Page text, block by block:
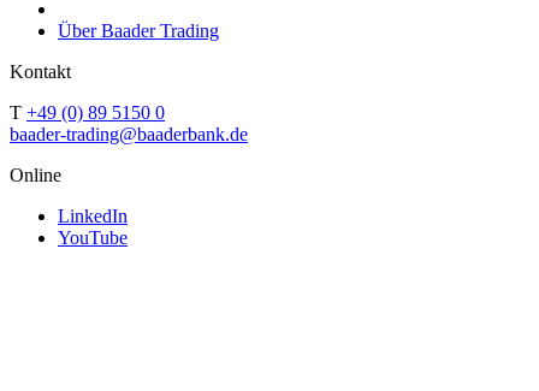
Über Baader Trading
Kontakt
T +49 (0) 89 5150 0
baader-trading@baaderbank.de
Online
LinkedIn
YouTube